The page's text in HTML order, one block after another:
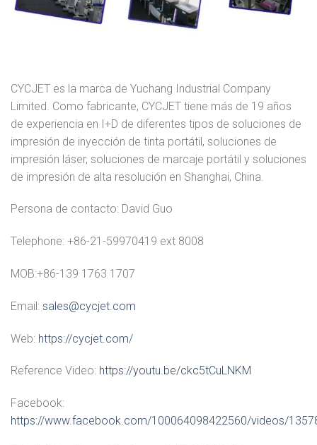
CYCJET es la marca de Yuchang Industrial Company
Limited. Como fabricante, CYCJET tiene más de 19 años
de experiencia en I+D de diferentes tipos de soluciones de
impresión de inyección de tinta portátil, soluciones de
impresión láser, soluciones de marcaje portátil y soluciones
de impresión de alta resolución en Shanghai, China.
Persona de contacto: David Guo
Telephone: +86-21-59970419 ext 8008
MOB:+86-139 1763 1707
Email: sales@cycjet.com
Web: https://cycjet.com/
Reference Video: https://youtu.be/ckc5tCuLNKM
Facebook:
https://www.facebook.com/100064098422560/videos/